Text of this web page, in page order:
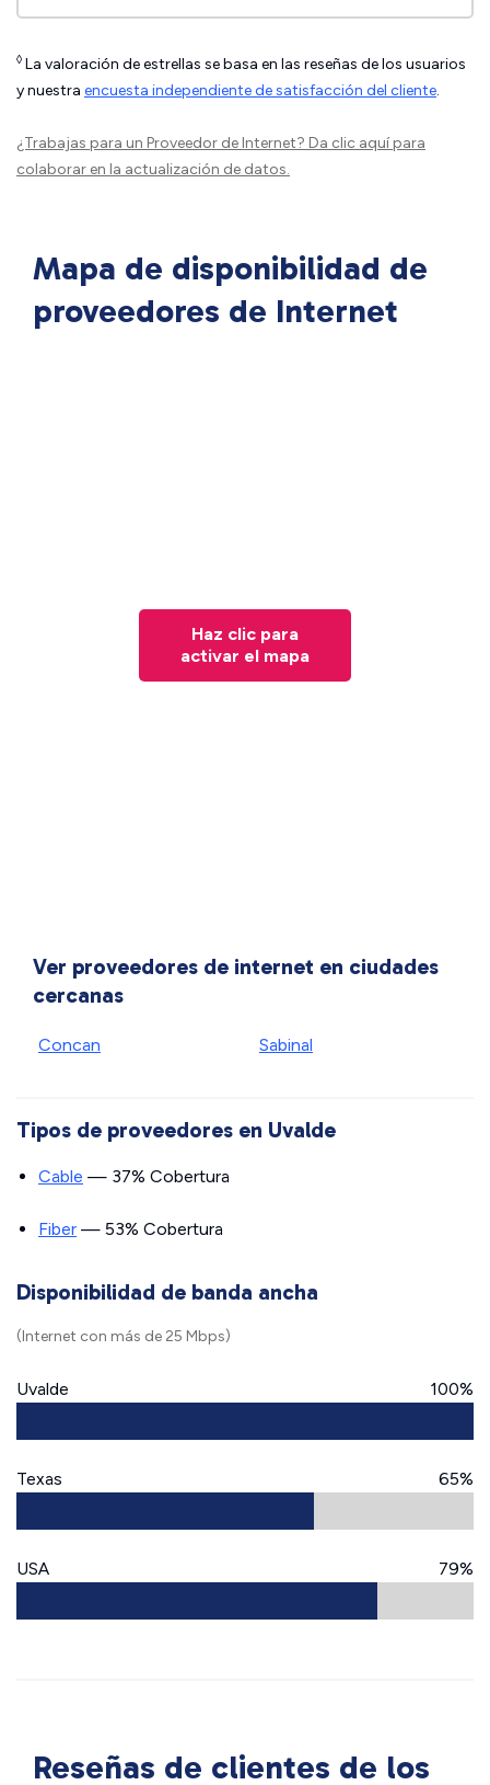
◊ La valoración de estrellas se basa en las reseñas de los usuarios
y nuestra encuesta independiente de satisfacción del cliente.
¿Trabajas para un Proveedor de Internet? Da clic aquípara
colaborar en la actualización de datos.
Mapa de disponibilidad de
proveedores de Internet
Haz clic para
activar el mapa
Ver proveedores de internet en ciudades
cercanas
Concan Sabinal
Tipos de proveedores en Uvalde
Cable — 37% Cobertura
Fiber — 53% Cobertura
Disponibilidad de banda ancha
(Internet con más de 25 Mbps)
Uvalde 100%
Texas 65%
USA 79%
Reseñas de clientes de los